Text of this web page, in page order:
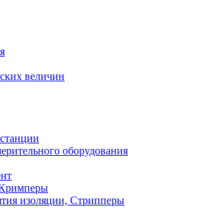
величин
оборудования
изоляции, Стрипперы